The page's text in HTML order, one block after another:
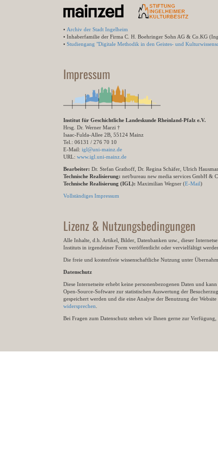
• Archiv der Stadt Ingelheim
• Inhaberfamilie der Firma C. H. Boehringer Sohn AG & Co.KG
• Studiengang "Digitale Methodik in den Geistes- und
Impressum
Institut für Geschichtliche Landeskunde Rheinland-Pfalz e.V.
Hrsg. Dr. Werner Marzi †
Isaac-Fulda-Allee 2B, 55124 Mainz
Tel.: 06131 / 276 70 10
E-Mail: igl@uni-mainz.de
URL: www.igl.uni-mainz.de
Bearbeiter: Dr. Stefan Grathoff, Dr. Regina Schäfer, Ulrich
Technische Realisierung: net/bureau new media services GmbH &
Technische Realisierung (IGL): Maximilian Wegner (E-Mail)
Vollständiges Impressum
Lizenz & Nutzungsbedingungen
Alle Inhalte, d.h. Artikel, Bilder, Datenbanken usw., dieser
Instituts in irgendeiner Form veröffentlicht oder vervielfältigt
Die freie und kostenfreie wissenschaftliche Nutzung unter
Datenschutz
Diese Internetseite erhebt keine personenbezogenen Daten und
Open-Source-Software zur statistischen Auswertung der
gespeichert werden und die eine Analyse der Benutzung der
widersprechen
Bei Fragen zum Datenschutz stehen wir Ihnen gerne zur